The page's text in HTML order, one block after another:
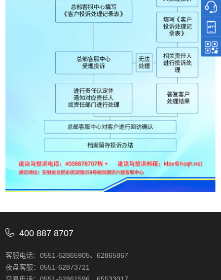
400 887 8707
客服电话：0551-62865905、62865867
夜盘客服：0551-62873721